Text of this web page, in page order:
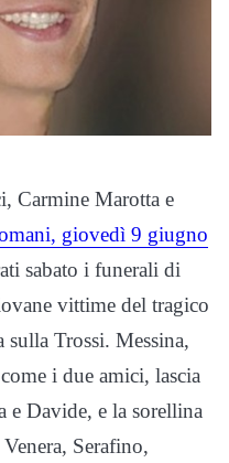
Carmine Marotta e
giovedì 9 giugno
sabato i funerali di
vittime del tragico
sulla Trossi. Messina,
i due amici, lascia
e Davide, e la sorellina
Serafino,